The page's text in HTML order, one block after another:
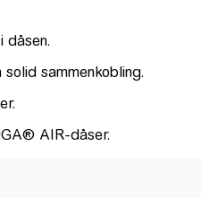
sammenkobling.
AIR-dåser.